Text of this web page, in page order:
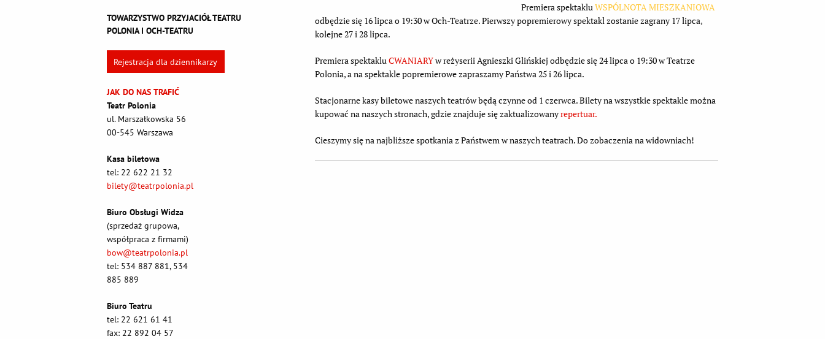
TOWARZYSTWO PRZYJACIÓŁ TEATRU
POLONIA I OCH-TEATRU
Rejestracja dla dziennikarzy
JAK DO NAS TRAFIĆ
Teatr Polonia
ul. Marszałkowska 56
00-545 Warszawa
Kasa biletowa
tel: 22 622 21 32
bilety@teatrpolonia.pl
Biuro Obsługi Widza
(sprzedaż grupowa,
współpraca z firmami)
bow@teatrpolonia.pl
tel: 534 887 881, 534
885 889
Biuro Teatru
tel: 22 621 61 41
fax: 22 892 04 57
Premiera spektakluWSPÓLNOTA MIESZKANIOWA
odbędzie się 16 lipca o 19:30 w Och-Teatrze. Pierwszy popremierowy spektakl zostanie zagrany 17 lipca,
kolejne 27 i 28 lipca.
Premiera spektakluCWANIARYw reżyserii Agnieszki Glińskiej odbędzie się 24 lipca o 19:30 w Teatrze
Polonia, a na spektakle popremierowe zapraszamy Państwa 25 i 26 lipca.
Stacjonarne kasy biletowe naszych teatrów będą czynne od 1 czerwca. Bilety na wszystkie spektakle można
kupować na naszych stronach, gdzie znajduje się zaktualizowanyrepertuar.
Cieszymy się na najbliższe spotkania z Państwem w naszych teatrach. Do zobaczenia na widowniach!